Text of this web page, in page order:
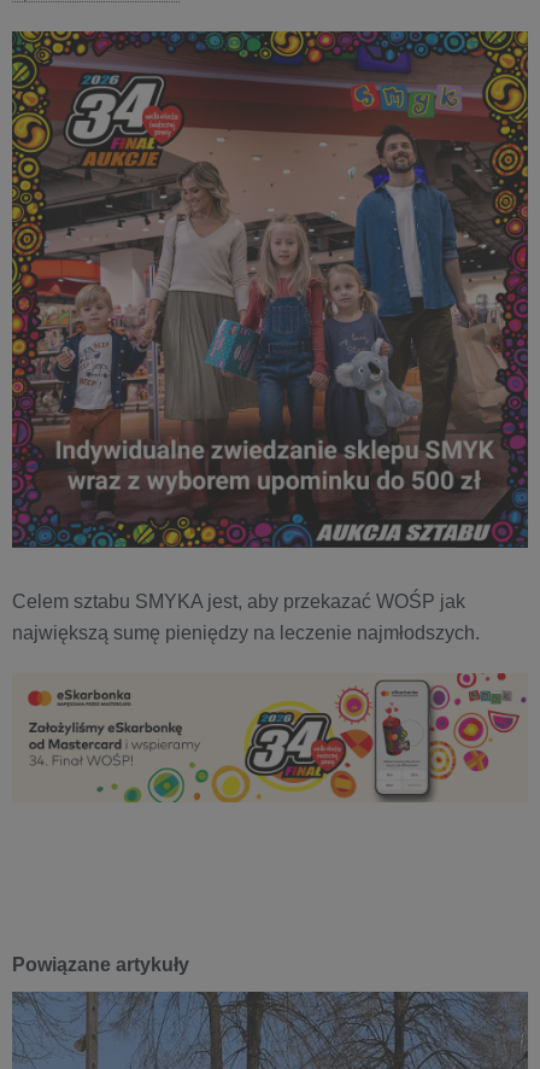
Celem sztabu SMYKA jest, aby przekazać WOŚP jak
największą sumę pieniędzy na leczenie najmłodszych.
Powiązane artykuły